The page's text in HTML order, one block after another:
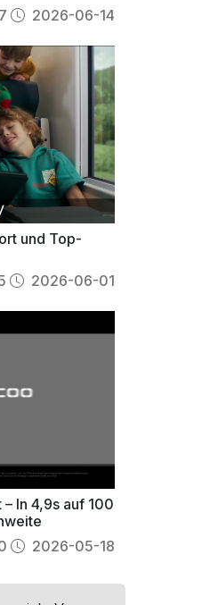
2026-06-14
und Top-
2026-06-01
In 4,9s auf 100
2026-05-18